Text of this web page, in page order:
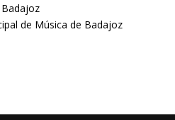
de Música de Badajoz